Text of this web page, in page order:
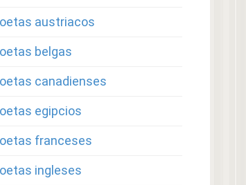
austriacos
belgas
canadienses
egipcios
franceses
ingleses